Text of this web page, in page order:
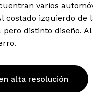
varios
costado izquierdo de
distinto diseño.
alta resolución